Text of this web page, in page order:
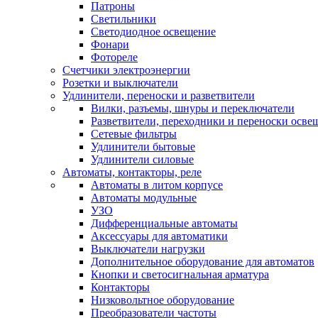
Патроны
Светильники
Светодиодное освещение
Фонари
Фотореле
Счетчики электроэнергии
Розетки и выключатели
Удлинители, переноски и разветвители
Вилки, разъемы, шнуры и переключатели
Разветвители, переходники и переноски
Сетевые фильтры
Удлинители бытовые
Удлинители силовые
Автоматы, контакторы, реле
Автоматы в литом корпусе
Автоматы модульные
УЗО
Дифференциальные автоматы
Аксессуары для автоматики
Выключатели нагрузки
Дополнительное оборудование для автоматов
Кнопки и светосигнальная арматура
Контакторы
Низковольтное оборудование
Преобразователи частоты